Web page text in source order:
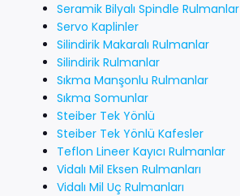
Seramik Bilyalı Spindle Rulmanlar
Servo Kaplinler
Silindirik Makaralı Rulmanlar
Silindirik Rulmanlar
Sıkma Manşonlu Rulmanlar
Sıkma Somunlar
Steiber Tek Yönlü
Steiber Tek Yönlü Kafesler
Teflon Lineer Kayıcı Rulmanlar
Vidalı Mil Eksen Rulmanları
Vidalı Mil Uç Rulmanları